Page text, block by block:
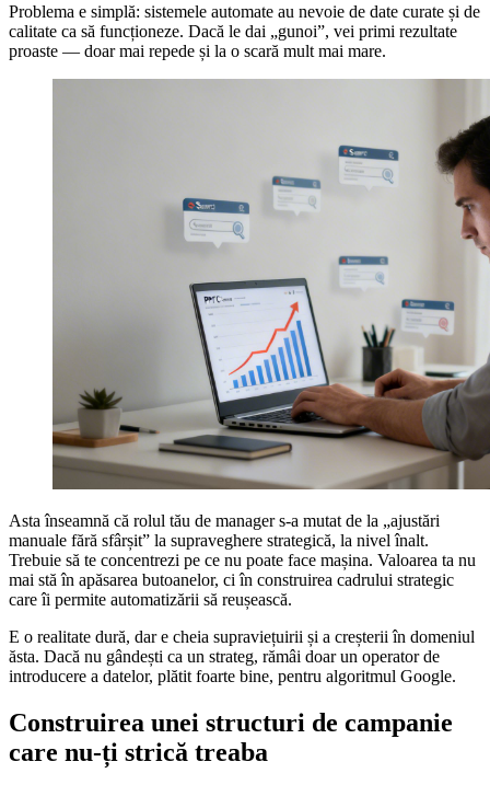
Problema e simplă: sistemele automate au nevoie de date curate și de
calitate ca să funcționeze. Dacă le dai „gunoi”, vei primi rezultate
proaste — doar mai repede și la o scară mult mai mare.
Asta înseamnă că rolul tău de manager s-a mutat de la „ajustări
manuale fără sfârșit” la supraveghere strategică, la nivel înalt.
Trebuie să te concentrezi pe ce nu poate face mașina. Valoarea ta nu
mai stă în apăsarea butoanelor, ci în construirea cadrului strategic
care îi permite automatizării să reușească.
E o realitate dură, dar e cheia supraviețuirii și a creșterii în domeniul
ăsta. Dacă nu gândești ca un strateg, rămâi doar un operator de
introducere a datelor, plătit foarte bine, pentru algoritmul Google.
Construirea unei structuri de campanie
care nu-ți strică treaba